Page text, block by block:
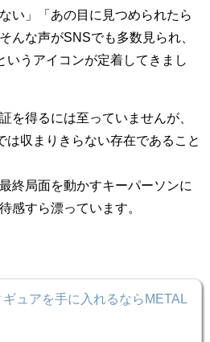
い」「あの目に見つめられたら
な声がSNSでも多数見られ、
いうアイコンが定着してきまし
を得るには至っていませんが、
は収まりきらない存在であること
終局面を動かすキーパーソンに
感すら漂っています。
ュアを手に入れるならMETAL